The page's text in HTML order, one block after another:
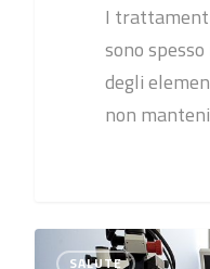
I
sono
degli
non
SALUTE